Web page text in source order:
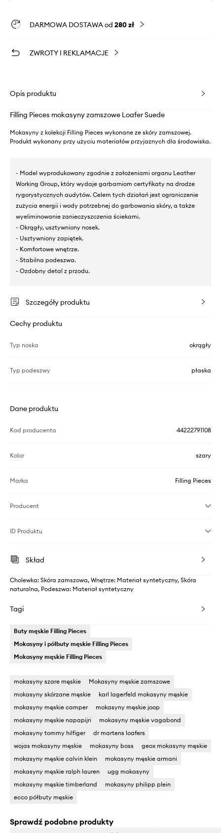
DARMOWA DOSTAWA od 280 zł
ZWROTY I REKLAMACJE
Opis produktu
Filling Pieces mokasyny zamszowe Loafer Suede
Mokasyny z kolekcji Filling Pieces wykonane ze skóry zamszowej.
Produkt wykonany przy użyciu materiałów przyjaznych dla środowiska.
- Model wyprodukowany zgodnie z założeniami organu Leather
Working Group, który wydaje garbarniom certyfikaty na drodze
rygorystycznych audytów. Celem tych działań jest ograniczenie
zużycia energii i wody potrzebnej do garbowania skóry, a także
wyeliminowanie zanieczyszczenia ściekami.
- Okrągły, usztywniony nosek.
- Usztywniony zapiętek.
- Komfortowe wnętrze.
- Stabilna podeszwa.
- Ozdobny detal z przodu.
Szczegóły produktu
Cechy produktu
Typ noska okrągły
Typ podeszwy płaska
Dane produktu
Kod producenta 44222791108
Kolor szary
Marka Filling Pieces
Producent
ID Produktu
Skład
Cholewka: Skóra zamszowa, Wnętrze: Materiał syntetyczny, Skóra
naturalna, Podeszwa: Materiał syntetyczny
Tagi
Buty męskie Filling Pieces
Mokasyny i półbuty męskie Filling Pieces
Mokasyny męskie Filling Pieces
mokasyny szare męskie
Mokasyny męskie zamszowe
mokasyny skórzane męskie
karl lagerfeld mokasyny męskie
mokasyny męskie camper
mokasyny męskie joop
mokasyny męskie napapijri
mokasyny męskie vagabond
mokasyny tommy hilfiger
dr martens loafers
wojas mokasyny męskie
mokasyny boss
geox mokasyny męskie
mokasyny męskie calvin klein
mokasyny męskie armani
mokasyny męskie ralph lauren
ugg mokasyny
mokasyny męskie timberland
mokasyny philipp plein
ecco półbuty męskie
Sprawdź podobne produkty